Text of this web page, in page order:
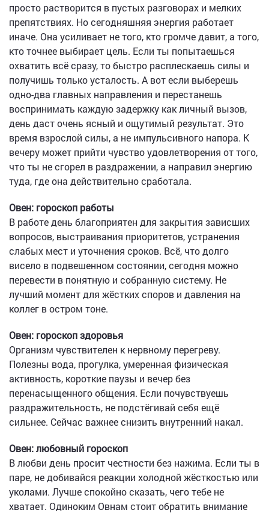
просто растворится в пустых разговорах и мелких
препятствиях. Но сегодняшняя энергия работает
иначе. Она усиливает не того, кто громче давит, а того,
кто точнее выбирает цель. Если ты попытаешься
охватить всё сразу, то быстро расплескаешь силы и
получишь только усталость. А вот если выберешь
одно-два главных направления и перестанешь
воспринимать каждую задержку как личный вызов,
день даст очень ясный и ощутимый результат. Это
время взрослой силы, а не импульсивного напора. К
вечеру может прийти чувство удовлетворения от того,
что ты не сгорел в раздражении, а направил энергию
туда, где она действительно сработала.
Овен: гороскоп работы
В работе день благоприятен для закрытия зависших
вопросов, выстраивания приоритетов, устранения
слабых мест и уточнения сроков. Всё, что долго
висело в подвешенном состоянии, сегодня можно
перевести в понятную и собранную систему. Не
лучший момент для жёстких споров и давления на
коллег в остром тоне.
Овен: гороскоп здоровья
Организм чувствителен к нервному перегреву.
Полезны вода, прогулка, умеренная физическая
активность, короткие паузы и вечер без
перенасыщенного общения. Если почувствуешь
раздражительность, не подстёгивай себя ещё
сильнее. Сейчас важнее снизить внутренний накал.
Овен: любовный гороскоп
В любви день просит честности без нажима. Если ты в
паре, не добивайся реакции холодной жёсткостью или
уколами. Лучше спокойно сказать, чего тебе не
хватает. Одиноким Овнам стоит обратить внимание